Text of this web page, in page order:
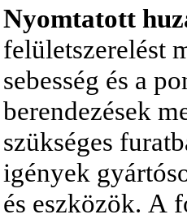
Nyomtatott
felületszerelést
sebesség és a
berendezések
szükséges
igények
és eszközök. A